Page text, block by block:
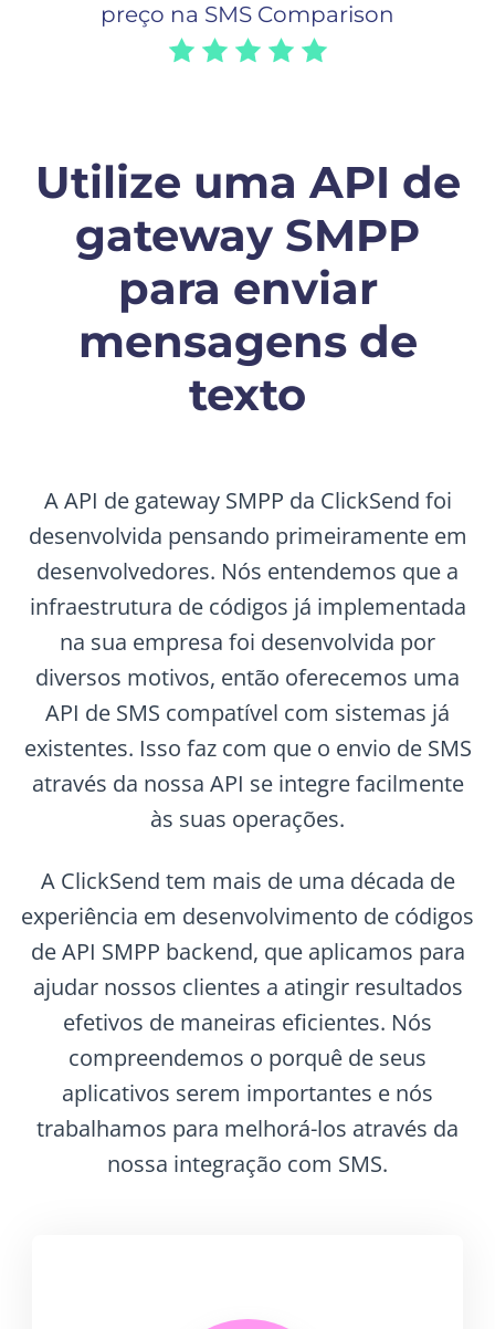
preço na SMS Comparison
Utilize uma API de
gateway SMPP
para enviar
mensagens de
texto
A API de gateway SMPP da ClickSend foi
desenvolvida pensando primeiramente em
desenvolvedores. Nós entendemos que a
infraestrutura de códigos já implementada
na sua empresa foi desenvolvida por
diversos motivos, então oferecemos uma
API de SMS compatível com sistemas já
existentes. Isso faz com que o envio de SMS
através da nossa API se integre facilmente
às suas operações.
A ClickSend tem mais de uma década de
experiência em desenvolvimento de códigos
de API SMPP backend, que aplicamos para
ajudar nossos clientes a atingir resultados
efetivos de maneiras eficientes. Nós
compreendemos o porquê de seus
aplicativos serem importantes e nós
trabalhamos para melhorá-los através da
nossa integração com SMS.